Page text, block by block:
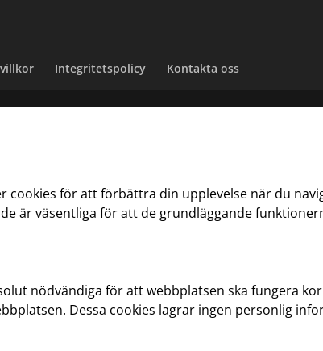
Integritetspolicy Kontakta oss
cookies för att förbättra din upplevelse när du
är väsentliga för att de grundläggande
nödvändiga för att webbplatsen ska fungera
Dessa cookies lagrar ingen personlig